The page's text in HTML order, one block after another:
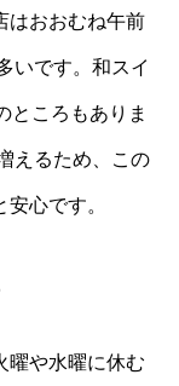
はおおむね午前
いです。和スイ
ところもありま
えるため、この
心です。
曜や水曜に休む